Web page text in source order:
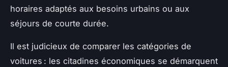
horaires adaptés aux besoins urbains ou aux
séjours de courte durée.
Il est judicieux de comparer les catégories de
voitures : les citadines économiques se démarquent